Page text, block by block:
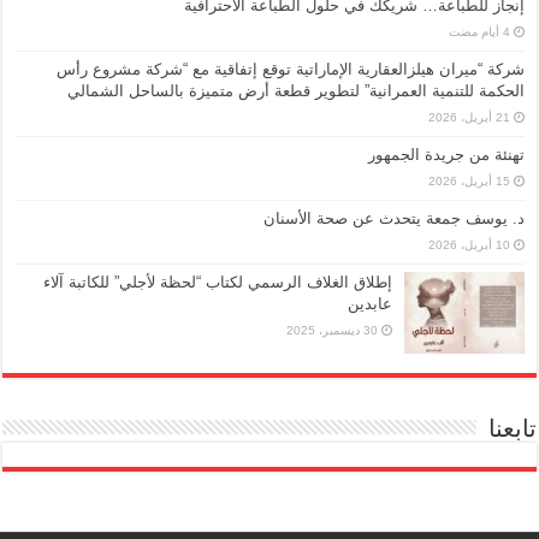
إنجاز للطباعة… شريكك في حلول الطباعة الاحترافية
شركة “ميران هيلزالعقارية الإماراتية توقع إتفاقية مع “شركة مشروع رأس
الحكمة للتنمية العمرانية” لتطوير قطعة أرض متميزة بالساحل الشمالي
21 أبريل، 2026
تهنئة من جريدة الجمهور
15 أبريل، 2026
د. يوسف جمعة يتحدث عن صحة الأسنان
10 أبريل، 2026
إطلاق الغلاف الرسمي لكتاب “لحظة لأجلي” للكاتبة آلاء
عابدين
30 ديسمبر، 2025
تابعنا